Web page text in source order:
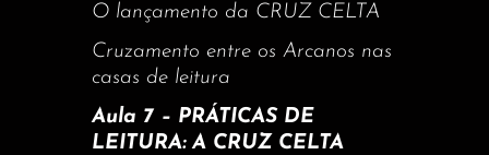
O lançamento da CRUZ CELTA
Cruzamento entre os Arcanos nas
casas de leitura
Aula 7 – PRÁTICAS DE
LEITURA: A CRUZ CELTA